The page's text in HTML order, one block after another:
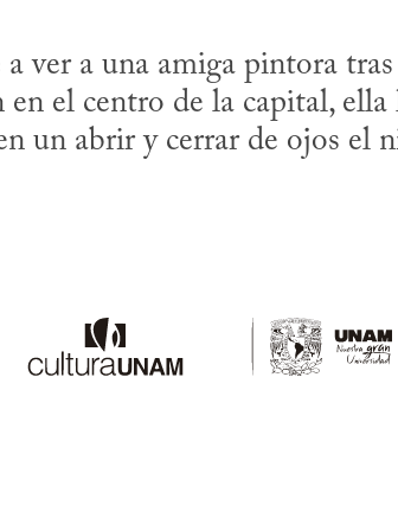
ver a una amiga pintora
en el centro de la capital,
un abrir y cerrar de ojos el